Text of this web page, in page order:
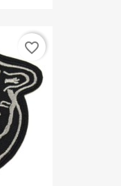
favorite_border